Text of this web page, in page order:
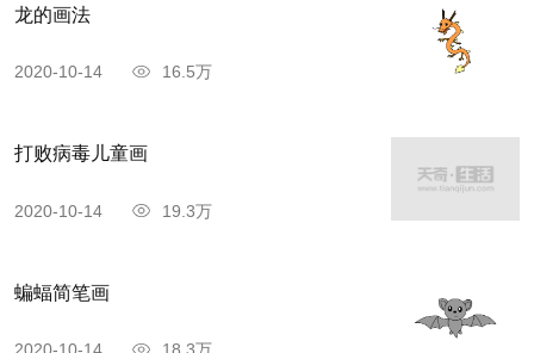
龙的画法
2020-10-14 16.5万
打败病毒儿童画
2020-10-14 19.3万
蝙蝠简笔画